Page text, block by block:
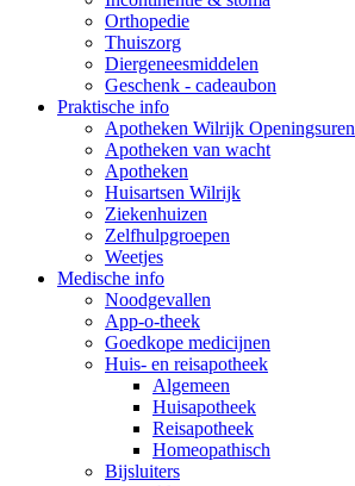
Orthopedie
Thuiszorg
Diergeneesmiddelen
Geschenk - cadeaubon
Praktische info
Apotheken Wilrijk Openingsuren
Apotheken van wacht
Apotheken
Huisartsen Wilrijk
Ziekenhuizen
Zelfhulpgroepen
Weetjes
Medische info
Noodgevallen
App-o-theek
Goedkope medicijnen
Huis- en reisapotheek
Algemeen
Huisapotheek
Reisapotheek
Homeopathisch
Bijsluiters